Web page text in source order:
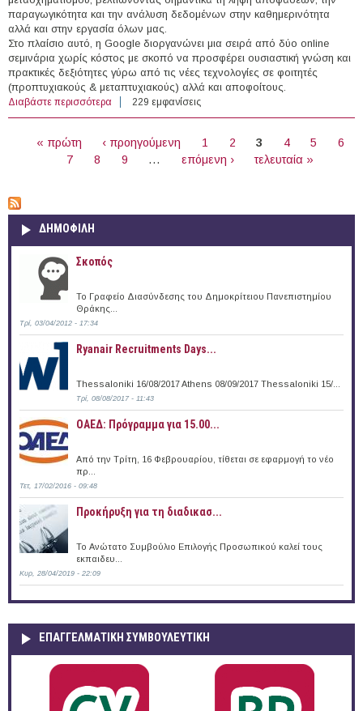
παραγωγικότητα και την ανάλυση δεδομένων στην καθημερινότητα
αλλά και στην εργασία όλων μας.
Στο πλαίσιο αυτό, η Google διοργανώνει μια σειρά από δύο online
σεμινάρια χωρίς κόστος με σκοπό να προσφέρει ουσιαστική γνώση και
πρακτικές δεξιότητες γύρω από τις νέες τεχνολογίες σε φοιτητές
(προπτυχιακούς & μεταπτυχιακούς) αλλά και αποφοίτους.
Διαβάστε περισσότερα για Εκπαιδευτικά σεμινάρια χωρίς κόστος για την
Τεχνητή Νοημοσύνη από την Google!
229 εμφανίσεις
« πρώτη ‹ προηγούμενη 1 2 3 4 5
6
7
8 9 … επόμενη › τελευταία »
ΔΗΜΟΦΙΛΗ
Σκοπός
Το Γραφείο Διασύνδεσης του Δημοκρίτειου Πανεπιστημίου
Θράκης...
Τρί, 03/04/2012 - 17:34
Ryanair Recruitments Days...
Thessaloniki 16/08/2017 Athens 08/09/2017 Thessaloniki 15/...
Τρί, 08/08/2017 - 11:43
ΟΑΕΔ: Πρόγραμμα για 15.00...
Από την Τρίτη, 16 Φεβρουαρίου, τίθεται σε εφαρμογή το νέο
πρ...
Τετ, 17/02/2016 - 09:48
Προκήρυξη για τη διαδικασ...
Το Ανώτατο Συμβούλιο Επιλογής Προσωπικού καλεί τους
εκπαιδευ...
Κυρ, 28/04/2019 - 22:09
ΕΠΑΓΓΕΛΜΑΤΙΚΉ ΣΥΜΒΟΥΛΕΥΤΙΚΉ